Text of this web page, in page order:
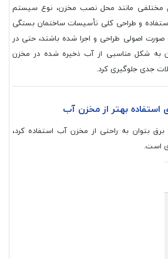
مختلفی مانند محل نصب مخزن، نوع سیستم
و طراحی کلی تأسیسات ساختمان بستگی
صورت اصولی طراحی و اجرا شده باشند، حتی در
به شکل مناسبی از آب ذخیره شده در مخزن
جدی جلوگیری کرد.
استفاده بهتر از مخزن آب
بتوان به راحتی از مخزن آب استفاده کرد،
است.